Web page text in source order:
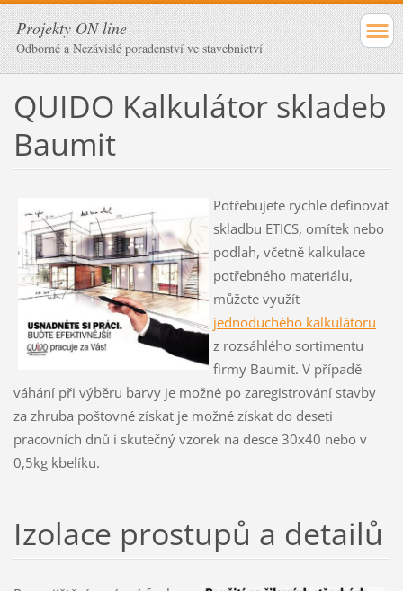
Projekty ON line
Odborné a Nezávislé poradenství ve stavebnictví
QUIDO Kalkulátor skladeb
Baumit
Potřebujete rychle definovat
skladbu ETICS, omítek nebo
podlah, včetně kalkulace
potřebného materiálu,
můžete využít
jednoduchého kalkulátoru
z rozsáhlého sortimentu
firmy Baumit. V případě
váhání při výběru barvy je možné po zaregistrování stavby
za zhruba poštovné získat je možné získat do deseti
pracovních dnů i skutečný vzorek na desce30x40 nebo v
0,5kg kbelíku.
Izolace prostupů a detailů